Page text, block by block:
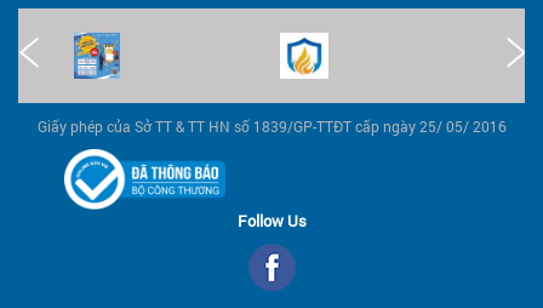
Giấy phép của Sở TT & TT HN số 1839/GP-TTĐT cấp ngày 25/ 05/ 2016
Follow Us